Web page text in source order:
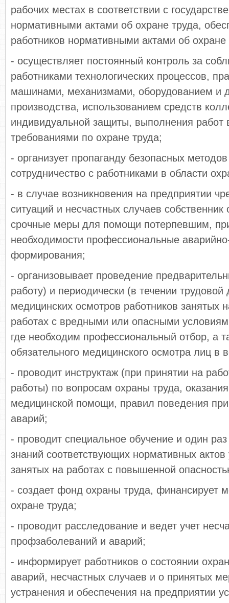
рабочих местах в соответствии с
нормативными актами об охране труда,
работников нормативными актами об охране
- осуществляет постоянный контроль за
работниками технологических процессов,
машинами, механизмами, оборудованием и
производства, использованием средств
индивидуальной защиты, выполнения работ
требованиями по охране труда;
- организует пропаганду безопасных
сотрудничество с работниками в области
- в случае возникновения на предприятии
ситуаций и несчастных случаев собственник
срочные меры для помощи потерпевшим,
необходимости профессиональные
формирования;
- организовывает проведение
работу) и периодически (в течении трудовой
медицинских осмотров работников занятых
работах с вредными или опасными
где необходим профессиональный отбор, а
обязательного медицинского осмотра лиц в
- проводит инструктаж (при принятии на
работы) по вопросам охраны труда,
медицинской помощи, правил поведения
аварий;
- проводит специальное обучение и один
знаний соответствующих нормативных актов
занятых на работах с повышенной
- создает фонд охраны труда, финансирует
охране труда;
- проводит расследование и ведет учет
профзаболеваний и аварий;
- информирует работников о состоянии
аварий, несчастных случаев и о принятых
устранения и обеспечения на предприятии